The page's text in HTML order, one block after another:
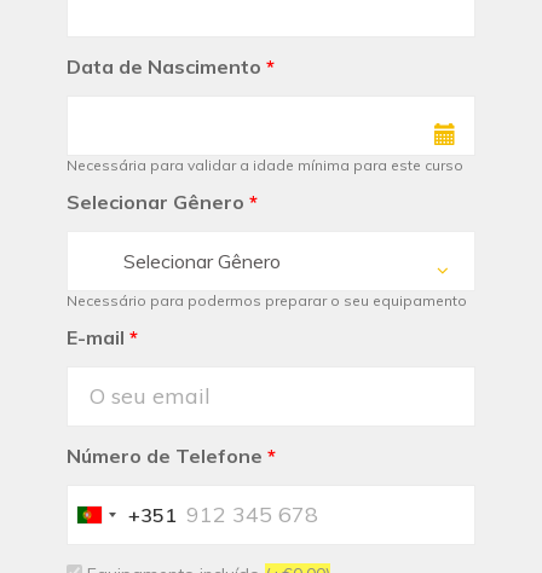
Data de Nascimento *
Necessária para validar a idade mínima para este curso
Selecionar Gênero *
Selecionar Gênero
Necessário para podermos preparar o seu equipamento
E-mail *
Número de Telefone *
Portugal
+351